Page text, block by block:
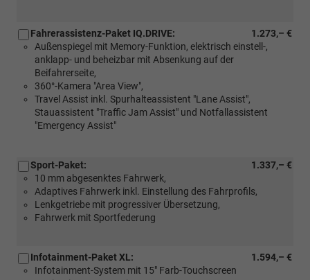
1.273,– €
Fahrerassistenz-Paket IQ.DRIVE:
Außenspiegel mit Memory-Funktion, elektrisch einstell-,
anklapp- und beheizbar mit Absenkung auf der
Beifahrerseite,
360°-Kamera "Area View",
Travel Assist inkl. Spurhalteassistent "Lane Assist",
Stauassistent "Traffic Jam Assist" und Notfallassistent
"Emergency Assist"
1.337,– €
Sport-Paket:
10 mm abgesenktes Fahrwerk,
Adaptives Fahrwerk inkl. Einstellung des Fahrprofils,
Lenkgetriebe mit progressiver Übersetzung,
Fahrwerk mit Sportfederung
1.594,– €
Infotainment-Paket XL:
Infotainment-System mit 15" Farb-Touchscreen